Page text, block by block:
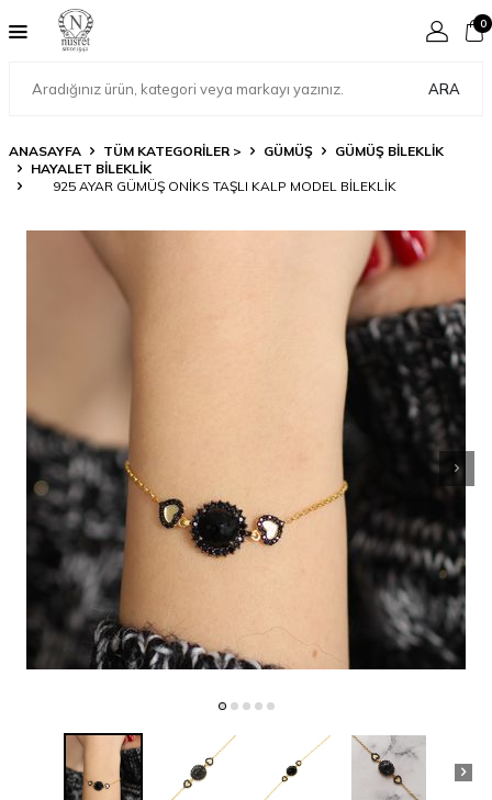
ARA
0
ANASAYFA TÜM KATEGORİLER > GÜMÜŞ
GÜMÜŞ BILEKLIK
HAYALET BILEKLIK
925 AYAR GÜMÜŞ ONIKS TAŞLI KALP MODEL BILEKLIK